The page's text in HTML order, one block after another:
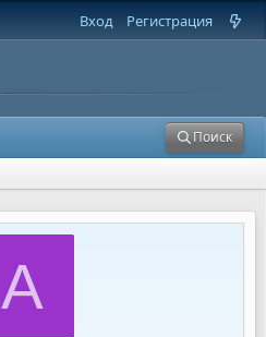
Вход Регистрация
Поиск
A